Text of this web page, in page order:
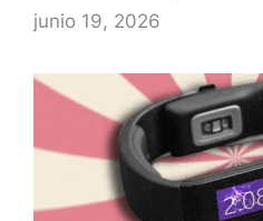
junio 19, 2026